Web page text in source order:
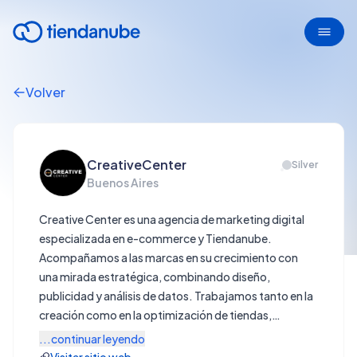
Volver
CreativeCenter Silver
Buenos Aires
Creative Center es una agencia de marketing digital
especializada en e-commerce y Tiendanube.
Acompañamos a las marcas en su crecimiento con
una mirada estratégica, combinando diseño,
publicidad y análisis de datos. Trabajamos tanto en la
creación como en la optimización de tiendas,
integrando Meta Ads, Google Ads y herramientas de
medición para tomar decisiones basadas en
...continuar leyendo